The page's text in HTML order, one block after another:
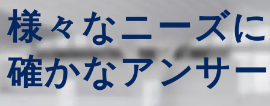
様々なニーズに
確かなアンサ